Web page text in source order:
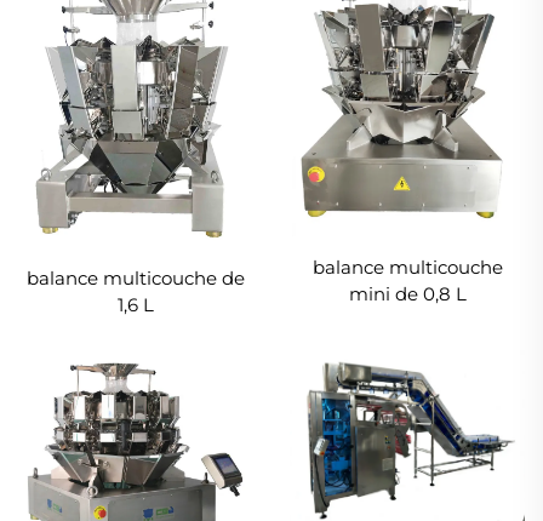
balance multicouche de
1,6 L
balance multicouche
mini de 0,8 L